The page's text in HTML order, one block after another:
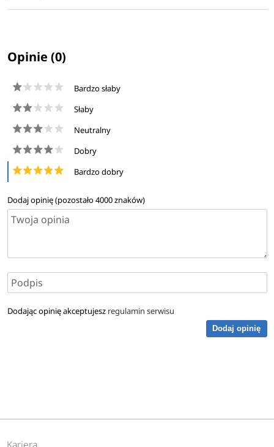
Opinie (0)
Bardzo słaby
Słaby
Neutralny
Dobry
Bardzo dobry
Dodaj opinię (pozostało4000znaków)
Dodając opinię akceptujesz regulamin serwisu
Dodaj opinię